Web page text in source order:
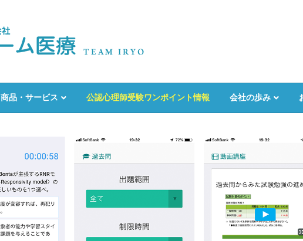
商品・サービス 公認心理師受験ワンポイント情報 会社の歩み